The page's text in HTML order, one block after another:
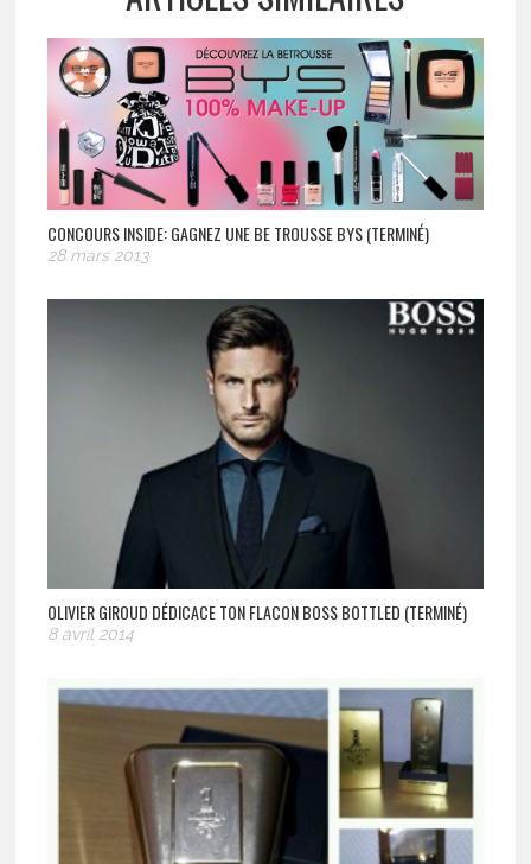
CONCOURS INSIDE: GAGNEZ UNE BE TROUSSE BYS (TERMINÉ)
28 mars 2013
OLIVIER GIROUD DÉDICACE TON FLACON BOSS BOTTLED (TERMINÉ)
8 avril 2014